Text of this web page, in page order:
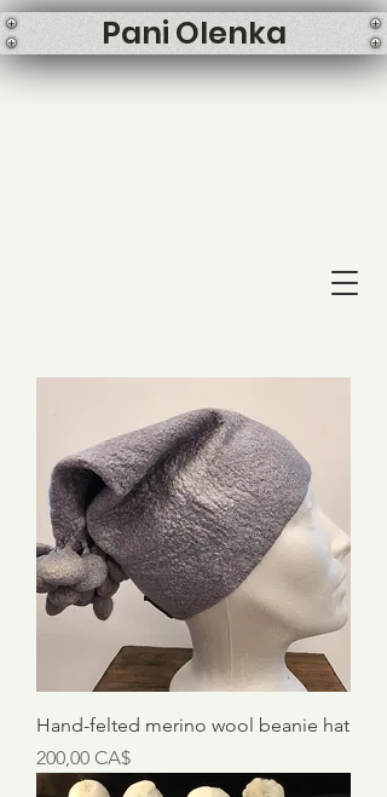
Pani Olenka
Hand-felted merino wool beanie hat
Preis
200,00 CA$